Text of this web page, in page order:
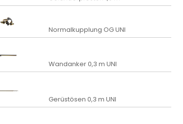
Normalkupplung OG UNI
Wandanker 0,3 m UNI
Gerüstösen 0,3 m UNI